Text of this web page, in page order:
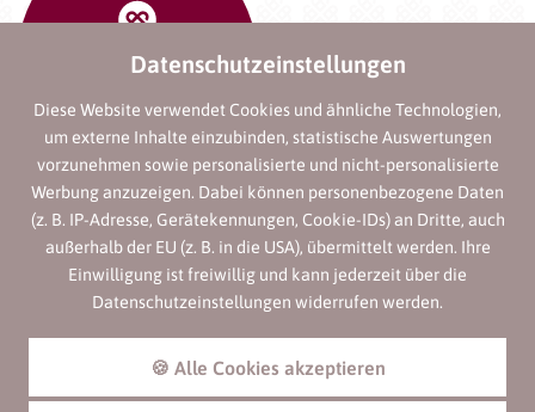
Datenschutzeinstellungen
Diese Website verwendet Cookies und ähnliche Technologien,
um externe Inhalte einzubinden, statistische Auswertungen
vorzunehmen sowie personalisierte und nicht-personalisierte
Werbung anzuzeigen. Dabei können personenbezogene Daten
(z. B. IP-Adresse, Gerätekennungen, Cookie-IDs) an Dritte, auch
außerhalb der EU (z. B. in die USA), übermittelt werden. Ihre
Einwilligung ist freiwillig und kann jederzeit über die
Datenschutzeinstellungen widerrufen werden.
🍪 Alle Cookies akzeptieren